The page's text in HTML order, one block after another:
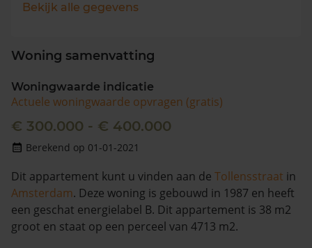
Bekijk alle gegevens
Woning samenvatting
Woningwaarde indicatie
Actuele woningwaarde opvragen (gratis)
€ 300.000 - € 400.000
Berekend op 01-01-2021
Dit appartement kunt u vinden aan de Tollensstraat in
Amsterdam. Deze woning is gebouwd in 1987 en heeft
een geschat energielabel B. Dit appartement is 38 m2
groot en staat op een perceel van 4713 m2.